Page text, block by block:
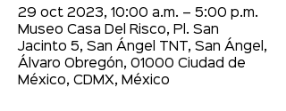
29 oct 2023, 10:00 a.m. – 5:00 p.m.
Museo Casa Del Risco, Pl. San
Jacinto 5, San Ángel TNT, San Ángel,
Álvaro Obregón, 01000 Ciudad de
México, CDMX, México